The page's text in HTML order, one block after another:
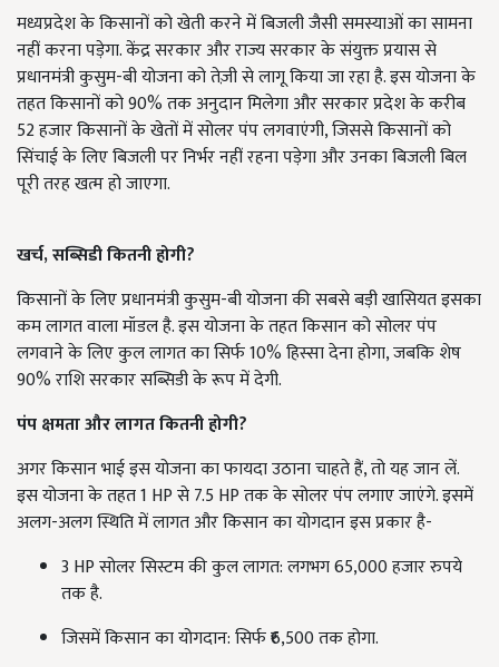
मध्यप्रदेश के किसानों को खेती करने में बिजली जैसी समस्याओं का सामना
नहीं करना पड़ेगा. केंद्र सरकार और राज्य सरकार के संयुक्त प्रयास से
प्रधानमंत्री कुसुम-बी योजना को तेज़ी से लागू किया जा रहा है. इस योजना के
तहत किसानों को 90% तक अनुदान मिलेगा और सरकार प्रदेश के करीब
52 हजार किसानों के खेतों में सोलर पंप लगवाएंगी, जिससे किसानों को
सिंचाई के लिए बिजली पर निर्भर नहीं रहना पड़ेगा और उनका बिजली बिल
पूरी तरह खत्म हो जाएगा.
खर्च, सब्सिडी कितनी होगी?
किसानों के लिए प्रधानमंत्री कुसुम-बी योजना की सबसे बड़ी खासियत इसका
कम लागत वाला मॉडल है. इस योजना के तहत किसान को सोलर पंप
लगवाने के लिए कुल लागत का सिर्फ 10% हिस्सा देना होगा, जबकि शेष
90% राशि सरकार सब्सिडी के रूप में देगी.
पंप क्षमता और लागत कितनी होगी?
अगर किसान भाई इस योजना का फायदा उठाना चाहते हैं, तो यह जान लें.
इस योजना के तहत 1 HP से 7.5 HP तक के सोलर पंप लगाए जाएंगे. इसमें
अलग-अलग स्थिति में लागत और किसान का योगदान इस प्रकार है-
3 HP सोलर सिस्टम की कुल लागत: लगभग 65,000 हजार रुपये
तक है.
जिसमें किसान का योगदान: सिर्फ ₹6,500 तक होगा.